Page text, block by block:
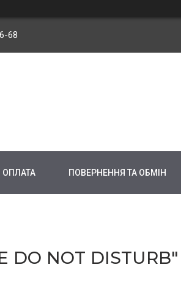
68
ОПЛАТА ПОВЕРНЕННЯ ТА ОБМІН
NOT